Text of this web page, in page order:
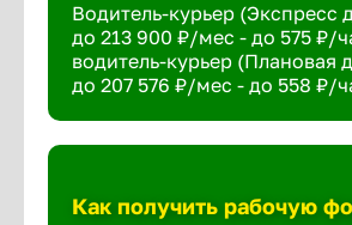
Водитель-курьер (Экспресс
до 213 900 ₽/мес - до 575 ₽/
водитель-курьер (Плановая
до 207 576 ₽/мес - до 558 ₽/
Как получить рабочую